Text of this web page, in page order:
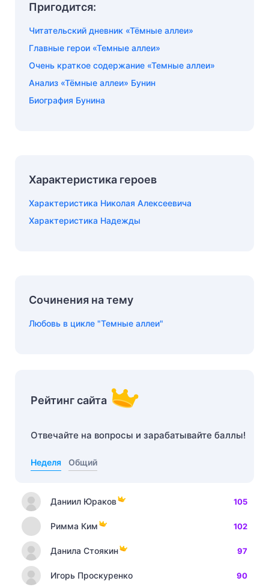
Пригодится:
Читательский дневник «Тёмные аллеи»
Главные герои «Темные аллеи»
Очень краткое содержание «Темные аллеи»
Анализ «Тёмные аллеи» Бунин
Биография Бунина
Характеристика героев
Характеристика Николая Алексеевича
Характеристика Надежды
Сочинения на тему
Любовь в цикле "Темные аллеи"
Рейтинг сайта
Отвечайте на вопросы и зарабатывайте баллы!
Неделя Общий
Даниил Юраков 105
Римма Ким 102
Данила Стоякин 97
Игорь Проскуренко 90